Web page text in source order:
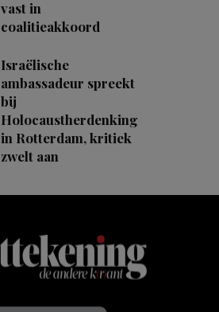
vast in
coalitieakkoord
Israëlische
ambassadeur spreekt
bij
Holocaustherdenking
in Rotterdam, kritiek
zwelt aan